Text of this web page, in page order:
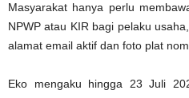
Masyarakat hanya perlu
NPWP atau KIR bagi pelaku
alamat email aktif dan foto plat
Eko mengaku hingga 23 Juli